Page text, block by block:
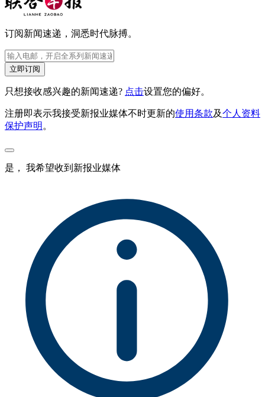
订阅新闻速递，洞悉时代脉搏。
立即订阅
只想接收感兴趣的新闻速递? 点击设置您的偏好。
注册即表示我接受新报业媒体不时更新的使用条款及个人资料
保护声明 。
是， 我希望收到新报业媒体